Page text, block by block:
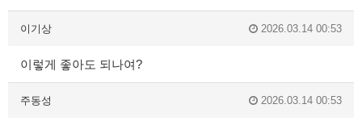
이기상 2026.03.14 00:53
이렇게 좋아도 되나여?
주동성 2026.03.14 00:53